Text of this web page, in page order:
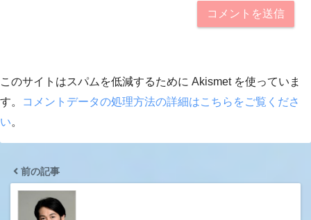
このサイトはスパムを低減するために Akismet を使っていま
す。
コメントデータの処理方法の詳細はこちらをご覧くださ
い。
前の記事